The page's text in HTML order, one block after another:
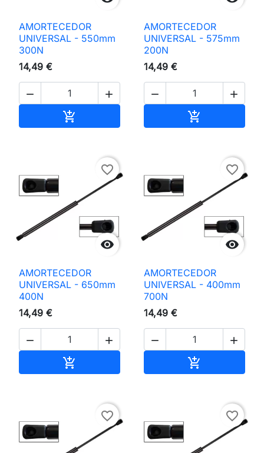
AMORTECEDOR
UNIVERSAL - 550mm
300N
14,49 €
 

AMORTECEDOR
UNIVERSAL - 575mm
200N
14,49 €
 


favorite_border
AMORTECEDOR
UNIVERSAL - 650mm
400N
14,49 €
 


favorite_border
AMORTECEDOR
UNIVERSAL - 400mm
700N
14,49 €
 

favorite_border favorite_border